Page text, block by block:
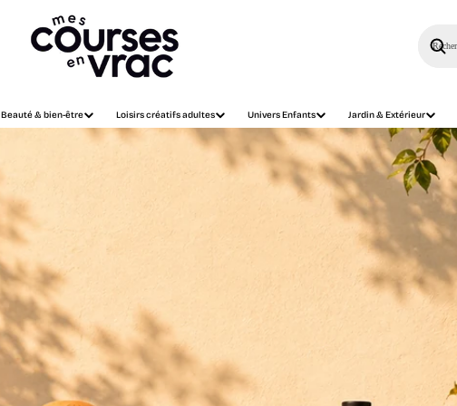
Beauté & bien-être Loisirs créatifs adultes Univers Enfants Jardin & Extérieur
Rechercher